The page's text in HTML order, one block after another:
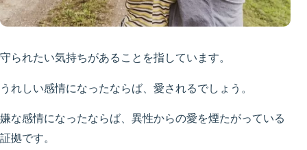
守られたい気持ちがあることを指しています。
うれしい感情になったならば、愛されるでしょう。
嫌な感情になったならば、異性からの愛を煙たがっている
証拠です。